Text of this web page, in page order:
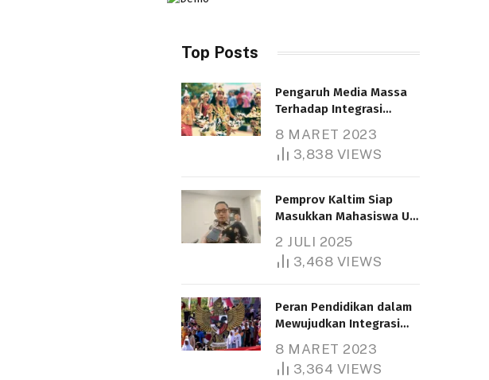
Top Posts
Pengaruh Media Massa
Terhadap Integrasi
8 MARET 2023
3,838 VIEWS
Pemprov Kaltim Siap
Masukkan Mahasiswa UT
Bantuan Pendidikan
Gratispol
2 JULI 2025
3,468 VIEWS
Peran Pendidikan dalam
Mewujudkan Integrasi
8 MARET 2023
3,364 VIEWS